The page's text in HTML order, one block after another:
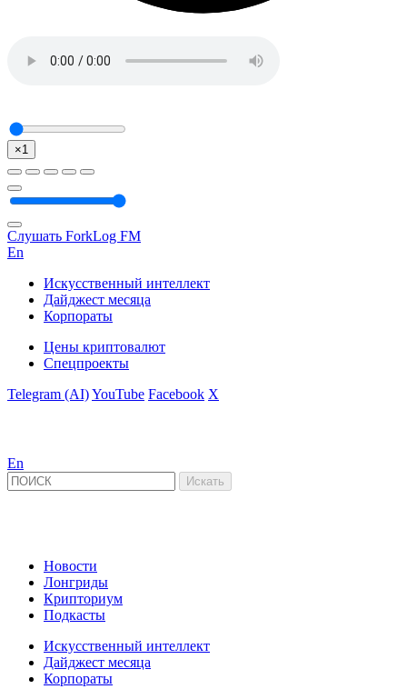
×1
Слушать ForkLog FM
En
Искусственный интеллект
Дайджест месяца
Корпораты
Цены криптовалют
Спецпроекты
Telegram (AI)YouTube Facebook X
En
Новости
Лонгриды
Крипториум
Подкасты
Искусственный интеллект
Дайджест месяца
Корпораты